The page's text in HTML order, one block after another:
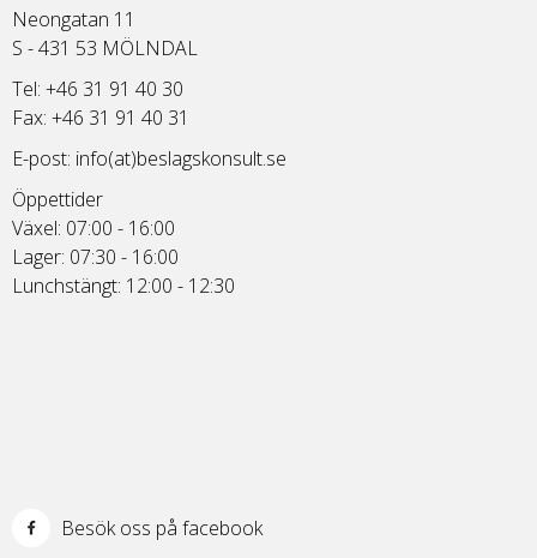
Neongatan 11
S - 431 53 MÖLNDAL
Tel: +46 31 91 40 30
Fax: +46 31 91 40 31
E-post: info(at)beslagskonsult.se
Öppettider
Växel: 07:00 - 16:00
Lager: 07:30 - 16:00
Lunchstängt: 12:00 - 12:30
Besök oss på facebook